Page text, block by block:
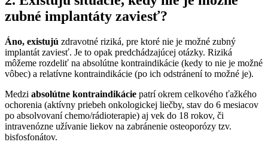
zubné implantáty zaviesť?
Áno, existujú zdravotné riziká, pre ktoré nie je možné zubný
implantát zaviesť. Je to opak predchádzajúcej otázky. Riziká
môžeme rozdeliť na absolútne kontraindikácie (kedy to nie je možné
vôbec) a relatívne kontraindikácie (po ich odstránení to možné je).
Medzi absolútne kontraindikácie patrí okrem celkového ťažkého
ochorenia (aktívny priebeh onkologickej liečby, stav do 6 mesiacov
po absolvovaní chemo/rádioterapie) aj vek do 18 rokov, či
intravenózne užívanie liekov na zabránenie osteoporózy tzv.
bisfosfonátov.